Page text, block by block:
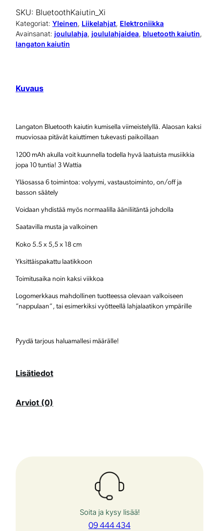
e
t
t
k
a
t
i
n
m
ä
SKU: BluetoothKaiutin_Xi
Kategoriat: Yleinen, Liikelahjat, Elektroniikka
Avainsanat: joululahja, joululahjaidea, bluetooth kaiutin
langaton kaiutin
Kuvaus
Langaton Bluetooth kaiutin kumisella viimeistelyllä. Alaosan kaksi
muoviosaa pitävät kaiuttimen tukevasti paikoillaan
1200 mAh akulla voit kuunnella todella hyvä laatuista musiikkia
jopa 10 tuntia! 3 Wattia
Yläosassa 6 toimintoa: volyymi, vastaustoiminto, on/off ja
basson säätely
Voidaan yhdistää myös normaalilla ääniliitäntä johdolla
Saatavilla musta ja valkoinen
Koko 5.5 x 5,5 x 18 cm
Yksittäispakattu laatikkoon
Toimitusaika noin kaksi viikkoa
Logomerkkaus mahdollinen tuotteessa olevaan valkoiseen
”nappulaan”, tai esimerkiksi vyötteellä lahjalaatikon ympärille
Pyydä tarjous haluamallesi määrälle!
Lisätiedot
Arviot (0)
Soita ja kysy lisää!
09 444 434